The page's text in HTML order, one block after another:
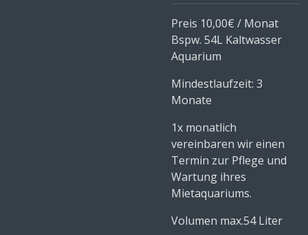
Preis 10,00€ / Monat
Bspw. 54L Kaltwasser
Aquarium
Mindestlaufzeit: 3
Monate
1x monatlich
vereinbaren wir einen
Termin zur Pflege und
Wartung ihres
Mietaquariums.
Volumen max.54 Liter